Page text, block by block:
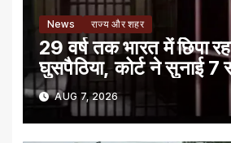
News राज्य और शहर
29 वर्ष तक भारत में छिपा
घुसपैठिया, कोर्ट ने सुनाई 7
AUG 7, 2026